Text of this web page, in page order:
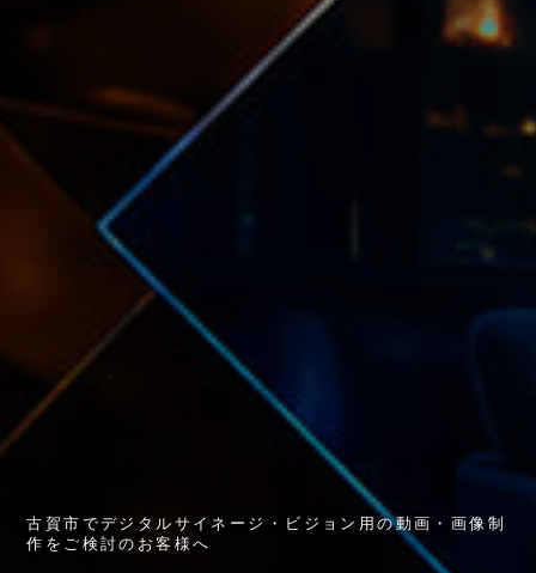
古 賀市 でデジ タ ル サ イ ネ ー ジ ・ ビ ジ ョ ン 用の動画 ・ 画像 制
作 を ご 検討の お客 様へ